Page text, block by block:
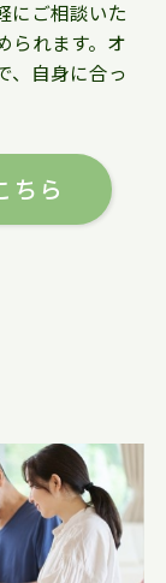
にご相談いた
られます。オ
、自身に合っ
ちら